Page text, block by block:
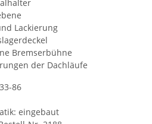
Lackierung
Bremserbühne
der Dachläufe
86
eingebaut